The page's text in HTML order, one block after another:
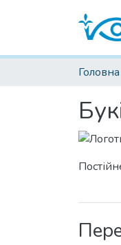
Головна